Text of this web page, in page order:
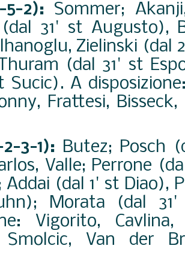
5-2): Sommer;
(dal 31' st Augusto),
Zielinski (dal
(dal 31' st
Sucic). A
Frattesi,
3-1): Butez; Posch
Valle; Perrone
Addai (dal 1' st Diao),
Morata (dal
Vigorito,
Smolcic, Van der